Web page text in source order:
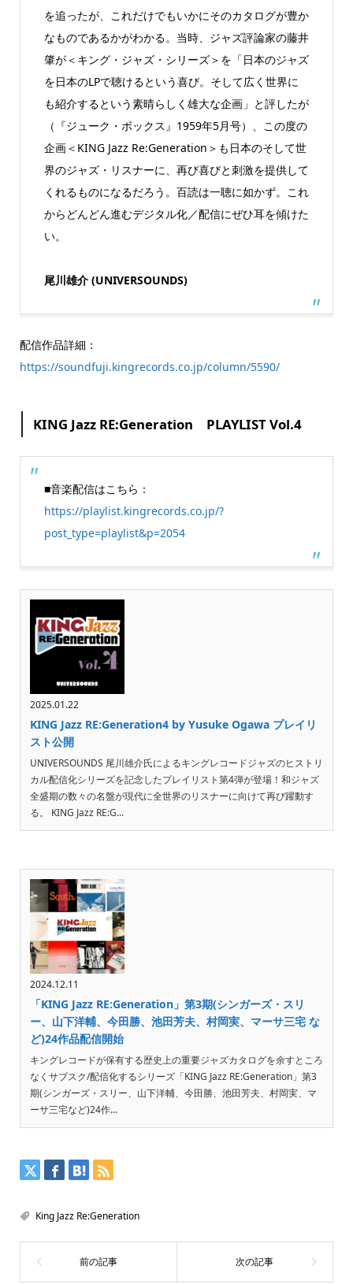
を追ったが、これだけでもいかにそのカタログが豊か
なものであるかがわかる。当時、ジャズ評論家の藤井
肇が＜キング・ジャズ・シリーズ＞を「日本のジャズ
を日本のLPで聴けるという喜び。そして広く世界に
も紹介するという素晴らしく雄大な企画」と評したが
（『ジューク・ボックス』1959年5月号）、この度の
企画＜KING Jazz Re:Generation＞も日本のそして世
界のジャズ・リスナーに、再び喜びと刺激を提供して
くれるものになるだろう。百読は一聴に如かず。これ
からどんどん進むデジタル化／配信にぜひ耳を傾けた
い。
尾川雄介 (UNIVERSOUNDS)
配信作品詳細：
https://soundfuji.kingrecords.co.jp/column/5590/
KING Jazz RE:Generation PLAYLIST Vol.4
■音楽配信はこちら：
https://playlist.kingrecords.co.jp/?
post_type=playlist&p=2054
2025.01.22
KING Jazz RE:Generation4 by Yusuke Ogawa プレイリ
スト公開
UNIVERSOUNDS 尾川雄介氏によるキングレコードジャズのヒストリ
カル配信化シリーズを記念したプレイリスト第4弾が登場！和ジャズ
全盛期の数々の名盤が現代に全世界のリスナーに向けて再び躍動す
る。 KING Jazz RE:G...
2024.12.11
「KING Jazz RE:Generation」第3期(シンガーズ・スリ
ー、山下洋輔、今田勝、池田芳夫、村岡実、マーサ三宅 な
ど)24作品配信開始
キングレコードが保有する歴史上の重要ジャズカタログを余すところ
なくサブスク/配信化するシリーズ「KING Jazz RE:Generation」第3
期(シンガーズ・スリー、山下洋輔、今田勝、池田芳夫、村岡実、マ
ーサ三宅など)24作...
King Jazz Re:Generation